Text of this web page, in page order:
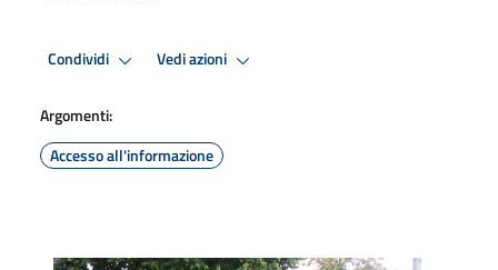
Condividi Vedi azioni
Argomenti:
Accesso all'informazione